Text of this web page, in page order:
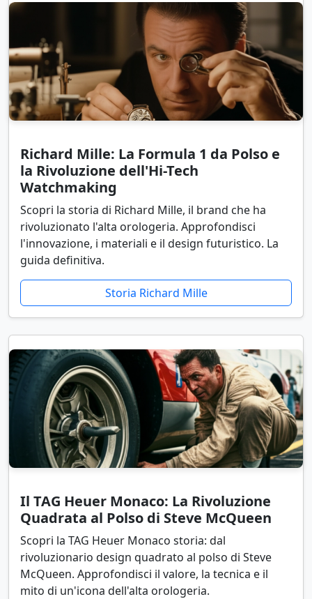
Richard Mille: La Formula 1 da Polso e
la Rivoluzione dell'Hi-Tech
Watchmaking
Scopri la storia di Richard Mille, il brand che ha
rivoluzionato l'alta orologeria. Approfondisci
l'innovazione, i materiali e il design futuristico. La
guida definitiva.
Storia Richard Mille
Il TAG Heuer Monaco: La Rivoluzione
Quadrata al Polso di Steve McQueen
Scopri la TAG Heuer Monaco storia: dal
rivoluzionario design quadrato al polso di Steve
McQueen. Approfondisci il valore, la tecnica e il
mito di un'icona dell'alta orologeria.